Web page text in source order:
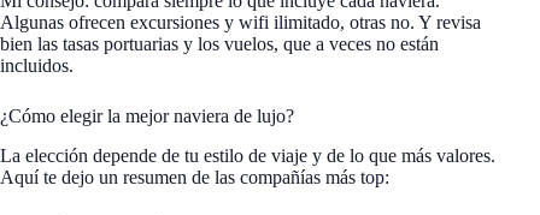
Algunas ofrecen excursiones y wifi ilimitado, otras no. Y revisa
bien las tasas portuarias y los vuelos, que a veces no están
incluidos.
¿Cómo elegir la mejor naviera de lujo?
La elección depende de tu estilo de viaje y de lo que más valores.
Aquí te dejo un resumen de las compañías más top: